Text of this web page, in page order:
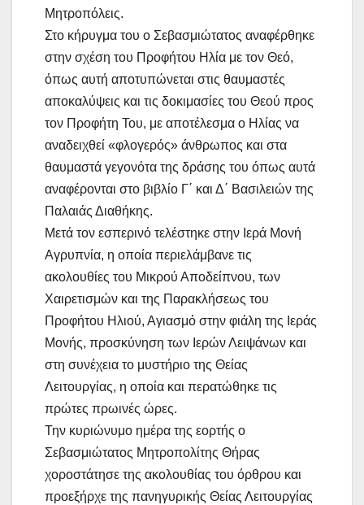
Μητροπόλεις.
Στο κήρυγμα του ο Σεβασμιώτατος αναφέρθηκε
στην σχέση του Προφήτου Ηλία με τον Θεό,
όπως αυτή αποτυπώνεται στις θαυμαστές
αποκαλύψεις και τις δοκιμασίες του Θεού προς
τον Προφήτη Του, με αποτέλεσμα ο Ηλίας να
αναδειχθεί «φλογερός» άνθρωπος και στα
θαυμαστά γεγονότα της δράσης του όπως αυτά
αναφέρονται στο βιβλίο Γ΄ και Δ΄ Βασιλειών της
Παλαιάς Διαθήκης.
Μετά τον εσπερινό τελέστηκε στην Ιερά Μονή
Αγρυπνία, η οποία περιελάμβανε τις
ακολουθίες του Μικρού Αποδείπνου, των
Χαιρετισμών και της Παρακλήσεως του
Προφήτου Ηλιού, Αγιασμό στην φιάλη της Ιεράς
Μονής, προσκύνηση των Ιερών Λειψάνων και
στη συνέχεια το μυστήριο της Θείας
Λειτουργίας, η οποία και περατώθηκε τις
πρώτες πρωινές ώρες.
Την κυριώνυμο ημέρα της εορτής ο
Σεβασμιώτατος Μητροπολίτης Θήρας
χοροστάτησε της ακολουθίας του όρθρου και
προεξήρχε της πανηγυρικής Θείας Λειτουργίας